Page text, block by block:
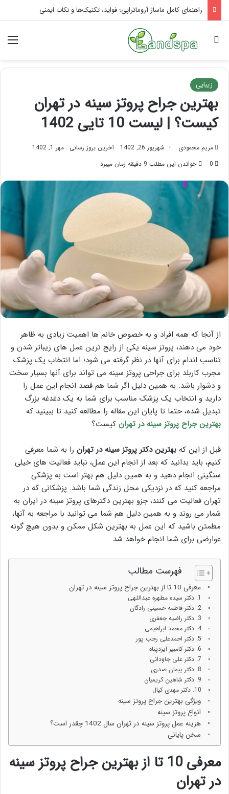
تاثیر ماساژ بر افسردگی؛ با ماساژ درمانی افسردگی را درمان کنید!
جستجو برای
زیبایی
بهترين جراح پروتز سينه در تهران
کیست؟ | لیست 10 تایی 1402
مریم محمودی شهریور 26, 1402
آخرین بروز رسانی : مهر 1, 1402
0
خواندن این مطلب 9 دقیقه زمان میبرد
از آنجا که همه افراد و به خصوص خانم ها اهمیت زیادی به ظاهر
خود می دهند، پروتز سینه یکی از رایج ترین عمل های زیباتر شدن و
تناسب اندام برای آنها در نظر گرفته می شود؛ اما انتخاب یک پزشک
مجرب کاربلد برای جراحی پروتز سینه می تواند برای آنها بسیار سخت
و دشوار باشد. به همین دلیل اگر شما هم قصد انجام این عمل را
دارید و انتخاب یک پزشک مناسب برای شما به یک دغدغه بزرگ
تبدیل شده، حتما تا پایان این مقاله را مطالعه کنید تا ببینید که
بهترين جراح پروتز سينه در تهران کیست؟
قبل از این که بهترين دكتر پروتز سينه در تهران را به شما معرفی
کنیم، باید بدانید که بعد از انجام این عمل، نباید فعالیت های خیلی
سنگینی انجام دهید و به همین دلیل هم بهتر است به پزشکی
مراجعه کنید که در نزدیکی محل زندگی شما باشد. پزشکانی که در
تهران فعالیت می کنند، جزو بهترین دکترهای پروتز سینه در ایران به
شمار می روند و به همین دلیل هم شما می توانید با مراجعه به آنها،
مطمئن باشید که این عمل به بهترین شکل ممکن و بدون هیچ گونه
عوارضی برای شما انجام خواهد شد.
فهرست مطالب
معرفی 10 تا از بهترين جراح پروتز سينه در تهران
1. دکتر سیده مطهره عبداللهی
2. دکتر فاطمه حسینی زادگان
3. دکتر راضیه جعفری
4. دکتر محمد ابراهیمی
5. دکتر احمدعلی رجب پور
6. دکتر کامبیز ایزدپناه
7. دکتر علی جاودانی
8. دکتر پیمان صدری
9. دکتر شاهین کریمیان
10. دکتر مهدی کیال
ویژگی بهترین جراح پروتز سینه
انواع پروتز سینه
هزینه عمل پروتز سینه در تهران سال 1402 چقدر است؟
سخن پایانی
معرفی 10 تا از بهترين جراح پروتز سينه
در تهران